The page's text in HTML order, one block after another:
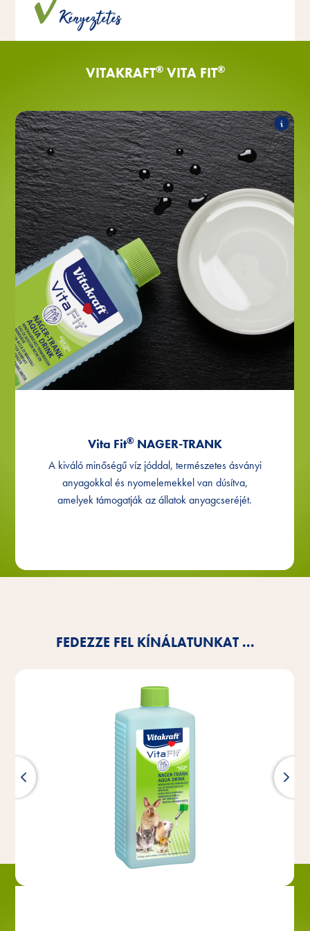
Kényeztetés
és tartósítószerek hozzáadása nélkül készülnek.
VITAKRAFT®VITA FIT®
Vita Fit®NAGER-TRANK
A kiváló minőségű víz jóddal, természetes ásványi
anyagokkal és nyomelemekkel van dúsítva,
amelyek támogatják az állatok anyagcseréjét.
Vita Fit
®
NAGER-TRANK
A termékcsalád a következő termékeket
tartalmazza:
®
NAGER-TRANK
FEDEZZE FEL KÍNÁLATUNKAT ...